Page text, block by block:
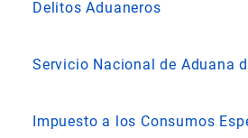
Delitos Aduaneros
Servicio Nacional de Aduana
Impuesto a los Consumos